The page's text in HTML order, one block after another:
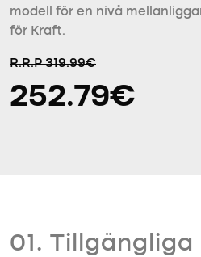
modell för en nivå
för Kraft.
R.R.P 319.99€
252.79€
01.